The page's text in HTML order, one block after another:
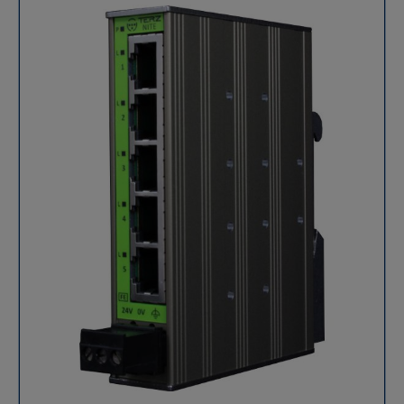
intégration facile dans les systèmes industriels
de seulement 32,5 mm, il s’adapte aux espaces
indice de protection IP30, il résiste aux vibrations et
aux conditions industrielles exigeantes. Plage de
température étendue : fonctionnement garanti de
-40°C à +70°C, idéal pour les environnements
stable sur rail DIN standard. Protection avancée :
protection contre l'inversion de polarité, les
surtensions et limitation du courant d’appel. Tous les
ports en façade : facilite le câblage et la maintenance.
Compatibilité PROFINET : intégration transparente
dans les architectures industrielles utilisant ce
technologie Store-and-Forward, ce switch garantit des
transmissions de données fluides et stables. Il
constitue une solution idéale pour les réseaux
Ethernet industriels où la fiabilité et la performance
sont essentielles. Pourquoi choisir le TERZ NITE-RF8-
grâce à son design ultra-mince. Installation simple et
sécurisée sans configuration nécessaire. Durabilité
assurée, même dans des environnements soumis à